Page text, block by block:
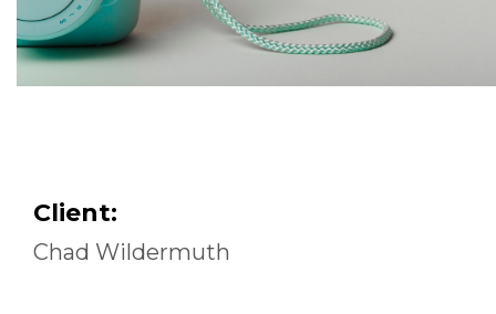
Client:
Chad Wildermuth